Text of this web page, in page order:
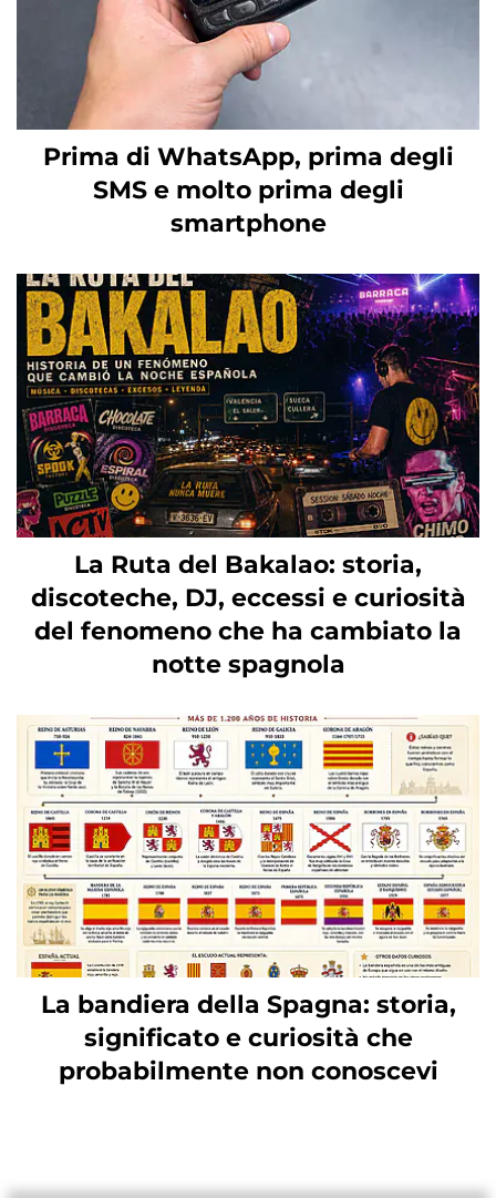
Prima di WhatsApp, prima degli
SMS e molto prima degli
smartphone
La Ruta del Bakalao: storia,
discoteche, DJ, eccessi e curiosità
del fenomeno che ha cambiato la
notte spagnola
La bandiera della Spagna: storia,
significato e curiosità che
probabilmente non conoscevi